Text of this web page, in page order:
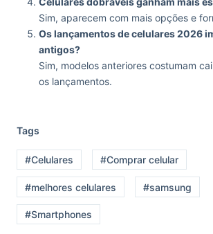
Sim, aparecem com mais opções e
Os lançamentos de celulares 2026
antigos?
Sim, modelos anteriores costumam
os lançamentos.
Tags
#Celulares #Comprar celular
#melhores celulares #samsung
#Smartphones